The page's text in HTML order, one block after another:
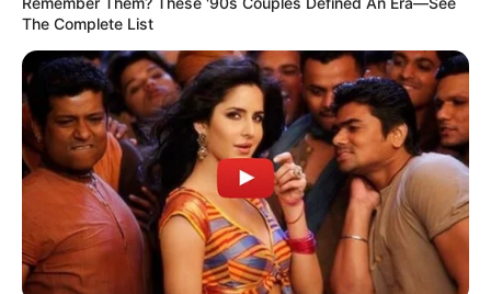
ราศีกรกฎจะมีโชคในเรื่องการเดินทางไกล
ราหูเข้ามา แต่ดาวดวงนี้จะส่งผลดีสำหรับการทำธุรกิจที่
เกี่ยวข้องกับการเดินทางไปต่างประเทศ หรือ การขายของ
ออนไลน์ จะมีโอกาสสำเร็จ มั่งคั่ง ร่ำรวยมากยิ่งขึ้น เช็ค
เบอร์มงคล
จาก อ.ช้างทศพร ได้ที่นี่
:https://goo.gl/fZXTwk
The Complete List